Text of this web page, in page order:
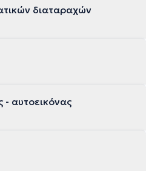
διαταραχών
- αυτοεικόνας